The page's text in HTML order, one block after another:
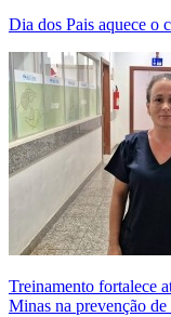
Dia dos Pais aquece o
Treinamento fortalece
Minas na prevenção de